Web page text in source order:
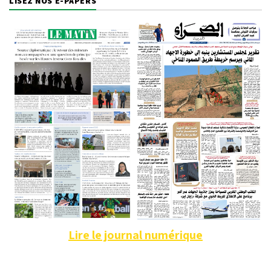
Lire le journal numérique